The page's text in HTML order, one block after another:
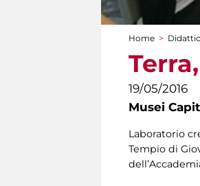
Tu sei
Home >
19/05/2016
Musei
Laboratorio
Tempio di